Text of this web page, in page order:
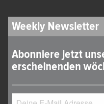
Weekly Newsletter
Abonniere jetzt
erscheinenden